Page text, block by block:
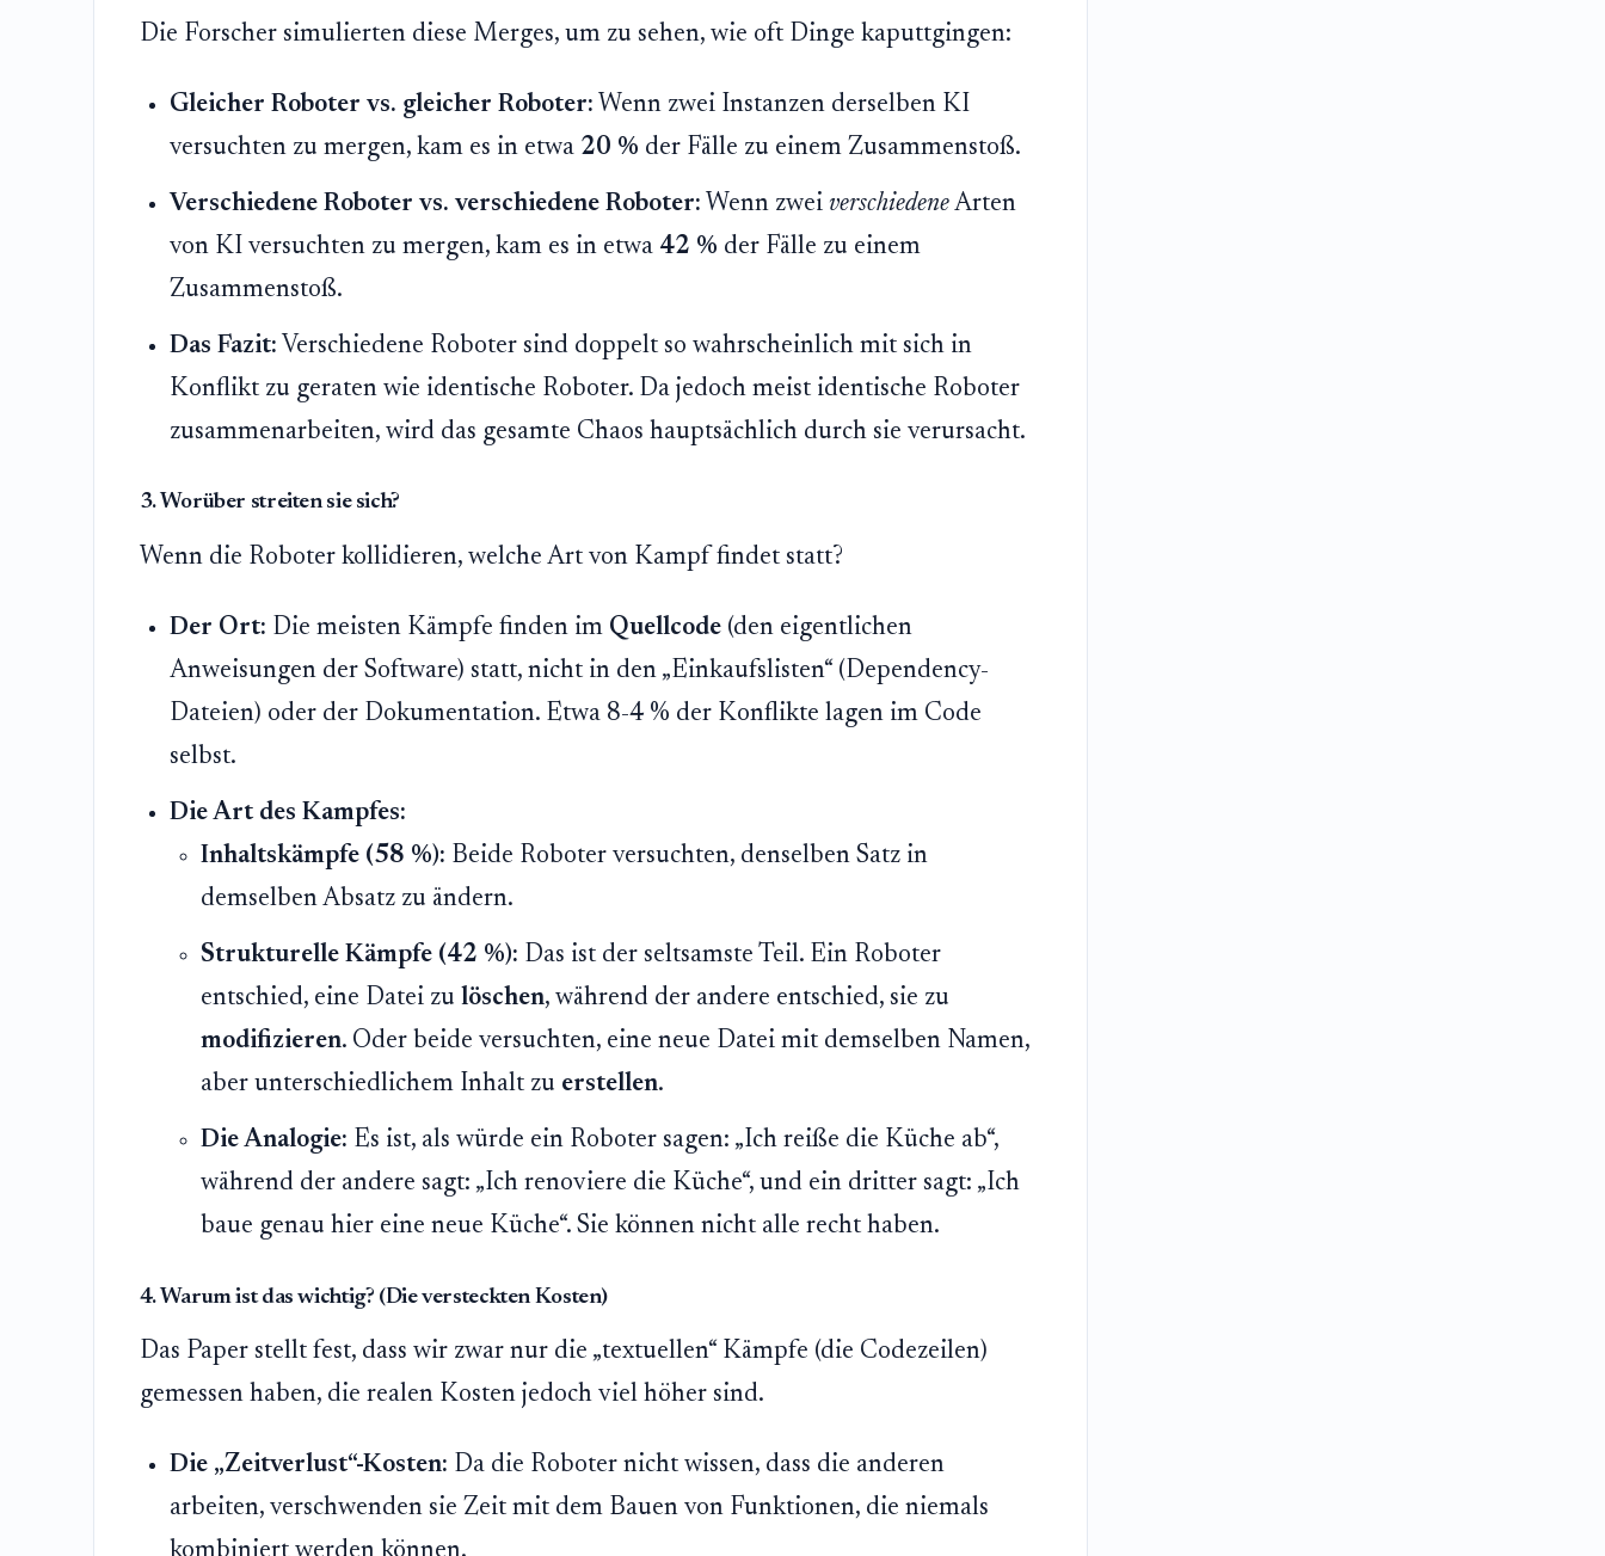
Die Forscher simulierten diese Merges, um zu sehen, wie oft Dinge kaputtgingen:
Gleicher Roboter vs. gleicher Roboter: Wenn zwei Instanzen derselben KI
versuchten zu mergen, kam es in etwa 20 % der Fälle zu einem Zusammenstoß.
Verschiedene Roboter vs. verschiedene Roboter: Wenn zweiverschiedeneArten
von KI versuchten zu mergen, kam es in etwa 42 % der Fälle zu einem
Zusammenstoß.
Das Fazit: Verschiedene Roboter sind doppelt so wahrscheinlich mit sich in
Konflikt zu geraten wie identische Roboter. Da jedoch meist identische Roboter
zusammenarbeiten, wird das gesamte Chaos hauptsächlich durch sie verursacht.
3. Worüber streiten sie sich?
Wenn die Roboter kollidieren, welche Art von Kampf findet statt?
Der Ort: Die meisten Kämpfe finden im Quellcode (den eigentlichen
Anweisungen der Software) statt, nicht in den „Einkaufslisten“ (Dependency-
Dateien) oder der Dokumentation. Etwa 8-4 % der Konflikte lagen im Code
selbst.
Die Art des Kampfes:
Inhaltskämpfe (58 %): Beide Roboter versuchten, denselben Satz in
demselben Absatz zu ändern.
Strukturelle Kämpfe (42 %): Das ist der seltsamste Teil. Ein Roboter
entschied, eine Datei zu löschen, während der andere entschied, sie zu
modifizieren. Oder beide versuchten, eine neue Datei mit demselben Namen,
aber unterschiedlichem Inhalt zu erstellen.
Die Analogie: Es ist, als würde ein Roboter sagen: „Ich reiße die Küche ab“,
während der andere sagt: „Ich renoviere die Küche“, und ein dritter sagt: „Ich
baue genau hier eine neue Küche“. Sie können nicht alle recht haben.
4. Warum ist das wichtig? (Die versteckten Kosten)
Das Paper stellt fest, dass wir zwar nur die „textuellen“ Kämpfe (die Codezeilen)
gemessen haben, die realen Kosten jedoch viel höher sind.
Die „Zeitverlust“-Kosten: Da die Roboter nicht wissen, dass die anderen
arbeiten, verschwenden sie Zeit mit dem Bauen von Funktionen, die niemals